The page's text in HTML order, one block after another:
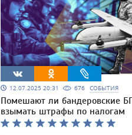
12.07.2025 20:31 676 СОБЫТИЯ
Помешают ли бандеровские
взымать штрафы по налогам